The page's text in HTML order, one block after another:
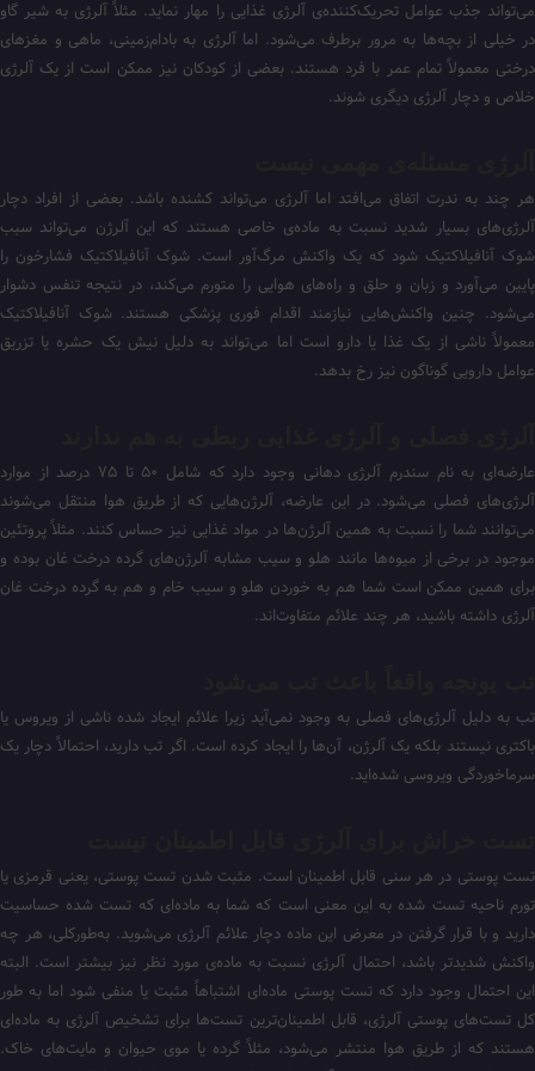
می‌تواند جذب عوامل تحریک‌کننده‌ی آلرژی غذایی را مهار نماید. مثلاً آلرژی به شیر گاو
در خیلی از بچه‌ها به مرور برطرف می‌شود. اما آلرژی به بادام‌زمینی، ماهی و مغزهای
درختی معمولاً تمام عمر با فرد هستند. بعضی از کودکان نیز ممکن است از یک آلرژی
خلاص و دچار آلرژی دیگری شوند.
هر چند به ندرت اتفاق می‌افتد اما آلرژی می‌تواند کشنده باشد. بعضی از افراد دچار
آلرژی‌های بسیار شدید نسبت به ماده‌ی خاصی هستند که این آلرژن می‌تواند سبب
شوک آنافیلاکتیک شود که یک واکنش مرگ‌آور است. شوک آنافیلاکتیک فشارخون را
پایین می‌آورد و زبان و حلق و راه‌های هوایی را متورم می‌کند، در نتیجه تنفس دشوار
می‌شود. چنین واکنش‌هایی نیازمند اقدام فوری پزشکی هستند. شوک آنافیلاکتیک
معمولاً ناشی از یک غذا یا دارو است اما می‌تواند به دلیل نیش یک حشره یا تزریق
عوامل دارویی گوناگون نیز رخ بدهد.
عارضه‌ای به نام سندرم آلرژی دهانی وجود دارد که شامل ۵۰ تا ۷۵ درصد از موارد
آلرژی‌های فصلی می‌شود. در این عارضه، آلرژن‌هایی که از طریق هوا منتقل می‌شوند
می‌توانند شما را نسبت به همین آلرژن‌ها در مواد غذایی نیز حساس کنند. مثلاً پروتئین
موجود در برخی از میوه‌ها مانند هلو و سیب مشابه آلرژن‌های گرده درخت غان بوده و
برای همین ممکن است شما هم به خوردن هلو و سیب خام و هم به گرده درخت غان
آلرژی داشته باشید، هر چند علائم متفاوت‌اند.
تب به دلیل آلرژی‌های فصلی به وجود نمی‌آید زیرا علائم ایجاد شده ناشی از ویروس یا
باکتری نیستند بلکه یک آلرژن، آن‌ها را ایجاد کرده است. اگر تب دارید، احتمالاً دچار یک
سرماخوردگی ویروسی شده‌اید.
تست پوستی در هر سنی قابل اطمینان است. مثبت شدن تست پوستی، یعنی قرمزی یا
تورم ناحیه تست شده به این معنی است که شما به ماده‌ای که تست شده حساسیت
دارید و با قرار گرفتن در معرض این ماده دچار علائم آلرژی می‌شوید. به‌طورکلی، هر چه
واکنش شدیدتر باشد، احتمال آلرژی نسبت به ماده‌ی مورد نظر نیز بیشتر است. البته
این احتمال وجود دارد که تست پوستی ماده‌ای اشتباهاً مثبت یا منفی شود اما به طور
کل تست‌های پوستی آلرژی، قابل اطمینان‌ترین تست‌ها برای تشخیص آلرژی به ماده‌ای
هستند که از طریق هوا منتشر می‌شود، مثلاً گرده یا موی حیوان و مایت‌های خاک.